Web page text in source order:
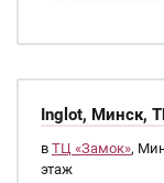
Inglot, Минск,
в ТЦ «Замок»,
этаж